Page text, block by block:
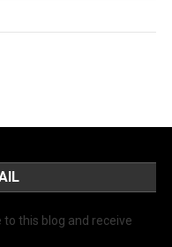
this blog and receive